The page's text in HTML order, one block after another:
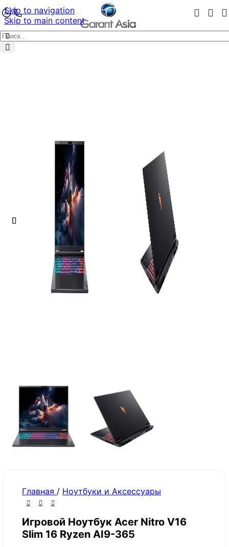
Skip to navigation
Skip to main content
Главная / Ноутбуки и Аксессуары
Игровой Ноутбук Acer Nitro V16
Slim 16 Ryzen AI9-365